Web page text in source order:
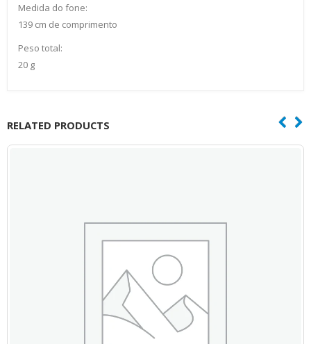
Medida do fone:
139 cm de comprimento
Peso total:
20 g
RELATED PRODUCTS